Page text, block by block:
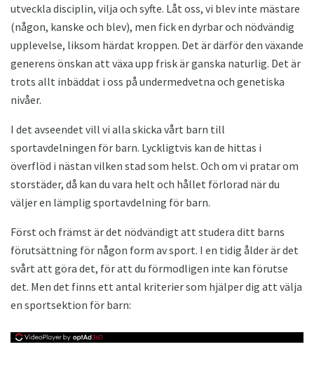
utveckla disciplin, vilja och syfte. Låt oss, vi blev inte mästare
(någon, kanske och blev), men fick en dyrbar och nödvändig
upplevelse, liksom härdat kroppen. Det är därför den växande
generens önskan att växa upp frisk är ganska naturlig. Det är
trots allt inbäddat i oss på undermedvetna och genetiska
nivåer.
I det avseendet vill vi alla skicka vårt barn till
sportavdelningen för barn. Lyckligtvis kan de hittas i
överflöd i nästan vilken stad som helst. Och om vi pratar om
storstäder, då kan du vara helt och hållet förlorad när du
väljer en lämplig sportavdelning för barn.
Först och främst är det nödvändigt att studera ditt barns
förutsättning för någon form av sport. I en tidig ålder är det
svårt att göra det, för att du förmodligen inte kan förutse
det. Men det finns ett antal kriterier som hjälper dig att välja
en sportsektion för barn: